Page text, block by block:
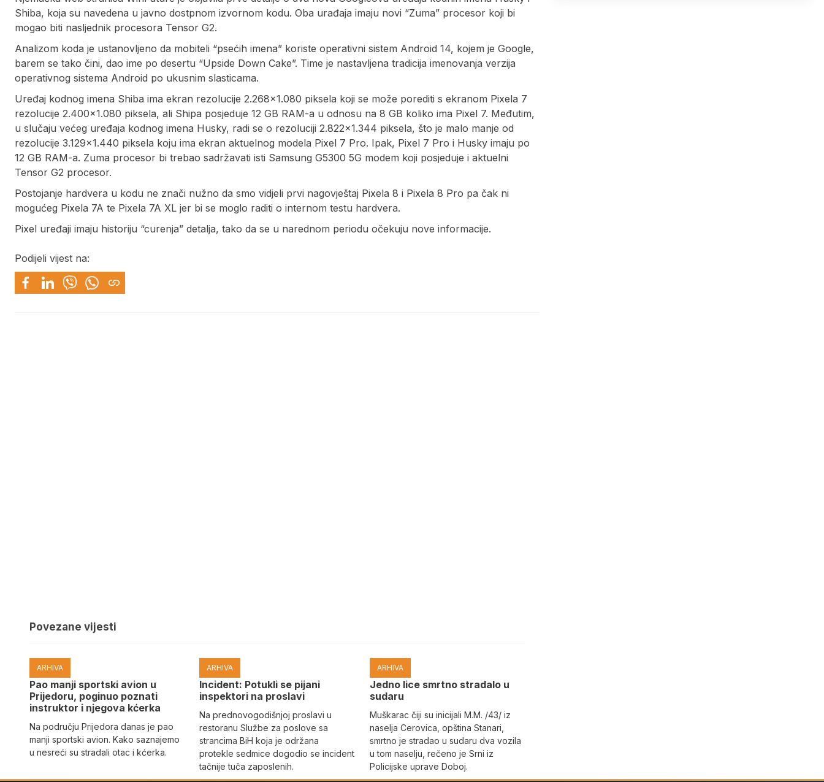
Shiba, koja su navedena u javno dostpnom izvornom kodu. Oba urađaja imaju novi “Zuma” procesor koji bi
mogao biti nasljednik procesora Tensor G2.
Analizom koda je ustanovljeno da mobiteli “psećih imena” koriste operativni sistem Android 14, kojem je Google,
barem se tako čini, dao ime po desertu “Upside Down Cake”. Time je nastavljena tradicija imenovanja verzija
operativnog sistema Android po ukusnim slasticama.
Uređaj kodnog imena Shiba ima ekran rezolucije 2.268×1.080 piksela koji se može porediti s ekranom Pixela 7
rezolucije 2.400×1.080 piksela, ali Shipa posjeduje 12 GB RAM-a u odnosu na 8 GB koliko ima Pixel 7. Međutim,
u slučaju većeg uređaja kodnog imena Husky, radi se o rezoluciji 2.822×1.344 piksela, što je malo manje od
rezolucije 3.129×1.440 piksela koju ima ekran aktuelnog modela Pixel 7 Pro. Ipak, Pixel 7 Pro i Husky imaju po
12 GB RAM-a. Zuma procesor bi trebao sadržavati isti Samsung G5300 5G modem koji posjeduje i aktuelni
Tensor G2 procesor.
Postojanje hardvera u kodu ne znači nužno da smo vidjeli prvi nagovještaj Pixela 8 i Pixela 8 Pro pa čak ni
mogućeg Pixela 7A te Pixela 7A XL jer bi se moglo raditi o internom testu hardvera.
Pixel uređaji imaju historiju “curenja” detalja, tako da se u narednom periodu očekuju nove informacije.
Podijeli vijest na:
Povezane vijesti
ARHIVA
Pao manji sportski avion u
Prijedoru, poginuo poznati
instruktor i njegova kćerka
Na području Prijedora danas je pao
manji sportski avion. Kako saznajemo
u nesreći su stradali otac i kćerka.
ARHIVA
Incident: Potukli se pijani
inspektori na proslavi
Na prednovogodišnjoj proslavi u
restoranu Službe za poslove sa
strancima BiH koja je održana
protekle sedmice dogodio se incident
tačnije tuča zaposlenih.
ARHIVA
Јedno lice smrtno stradalo u
sudaru
Muškarac čiji su inicijali M.M. /43/ iz
naselja Cerovica, opština Stanari,
smrtno je stradao u sudaru dva vozila
u tom naselju, rečeno je Srni iz
Policijske uprave Doboj.